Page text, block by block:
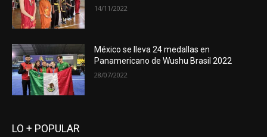
14/11/2022
México se lleva 24 medallas en
Panamericano de Wushu Brasil 2022
28/07/2022
LO + POPULAR